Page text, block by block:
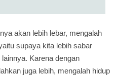
akan lebih lebar, mengalah
supaya kita lebih sabar
Karena dengan
juga lebih, mengalah hidup